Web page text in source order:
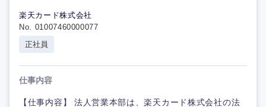
楽天カード株式会社
No. 01007460000077
正社員
仕事内容
【仕事内容】 法人営業本部は、楽天カード株式会社の法